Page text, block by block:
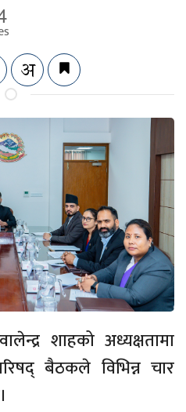
शाहको अध्यक्षतामा
बैठकले विभिन्न चार